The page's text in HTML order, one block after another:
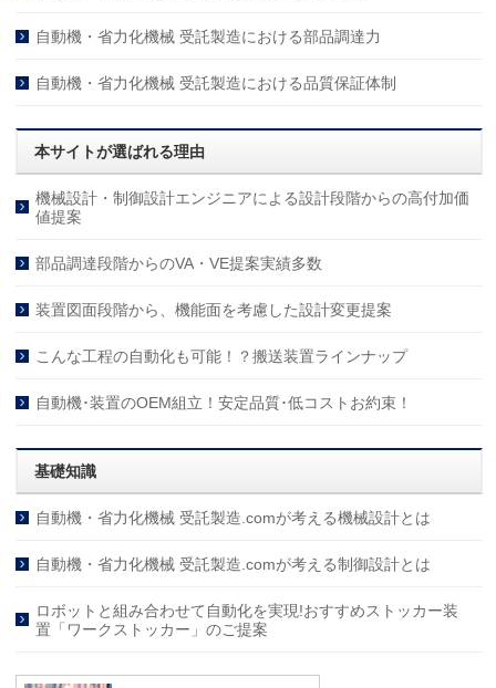
自動機・省力化機械 受託製造における部品調達力
自動機・省力化機械 受託製造における品質保証体制
本サイトが選ばれる理由
機械設計・制御設計エンジニアによる設計段階からの高付加価
値提案
部品調達段階からのVA・VE提案実績多数
装置図面段階から、機能面を考慮した設計変更提案
こんな工程の自動化も可能！？搬送装置ラインナップ
自動機･装置のOEM組立！安定品質･低コストお約束！
基礎知識
自動機・省力化機械 受託製造.comが考える機械設計とは
自動機・省力化機械 受託製造.comが考える制御設計とは
ロボットと組み合わせて自動化を実現!おすすめストッカー装
置「ワークストッカー」のご提案